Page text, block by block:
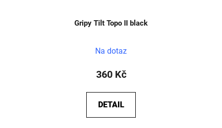
Gripy Tilt Topo II black
Na dotaz
360 Kč
DETAIL